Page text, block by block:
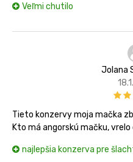
Veľmi chutilo
Jolana
Tieto konzervy moja mačka
Kto má angorskú mačku,
najlepšia konzerva pre